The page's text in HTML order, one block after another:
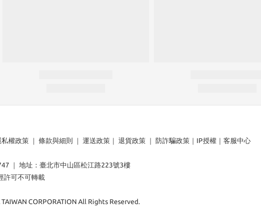
私權政策 ｜ 條款與細則 ｜ 運送政策 ｜ 退貨政策 ｜ 防詐騙政策 ｜ IP授權 ｜ 客服中心
｜ 地址：臺北市中山區松江路223號3樓
許可不可轉載
CORPORATION All Rights Reserved.